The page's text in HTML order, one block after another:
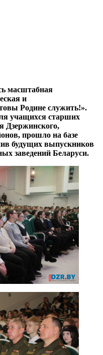
масштабная
и
Родине служить!».
учащихся старших
Дзержинского,
прошло на базе
будущих выпускников
заведений Беларуси.